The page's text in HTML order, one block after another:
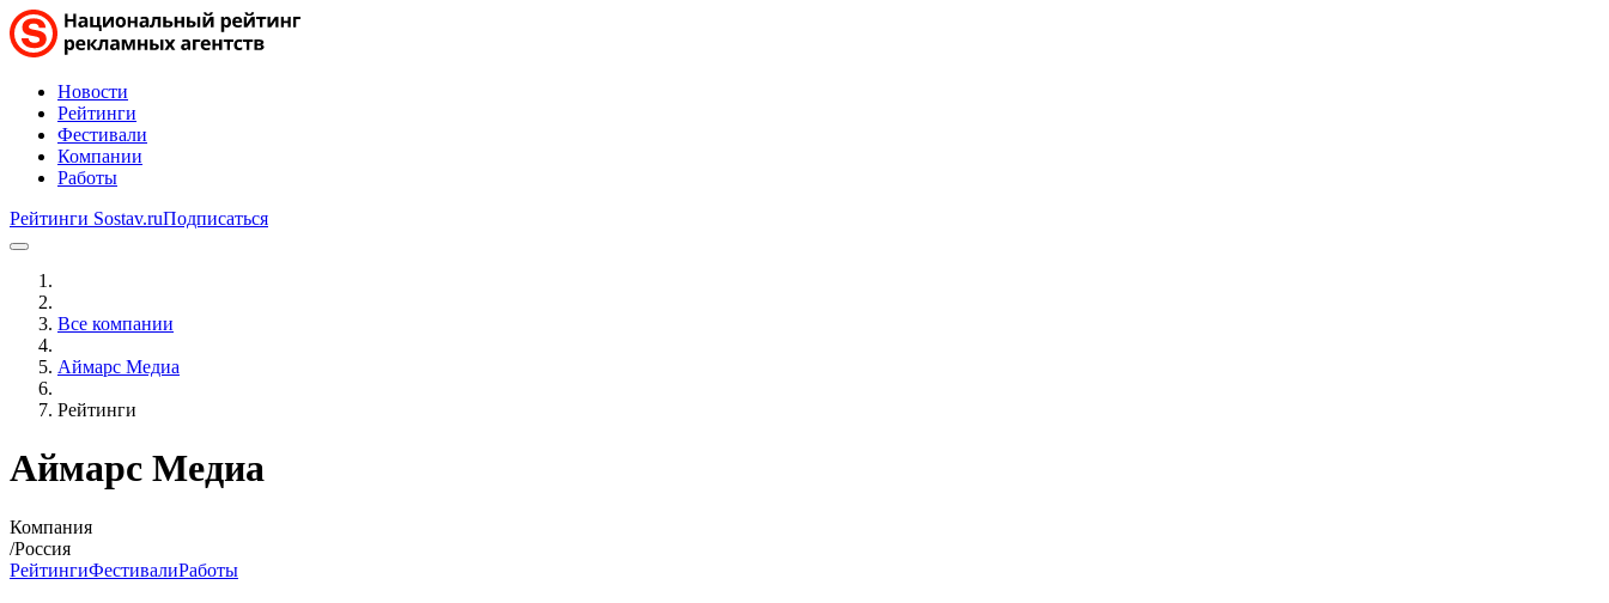
Новости
Рейтинги
Фестивали
Компании
Работы
Рейтинги Sostav.ruПодписаться
Все компании
Аймарс Медиа
Рейтинги
Аймарс Медиа
Компания
/Россия
РейтингиФестивалиРаботы